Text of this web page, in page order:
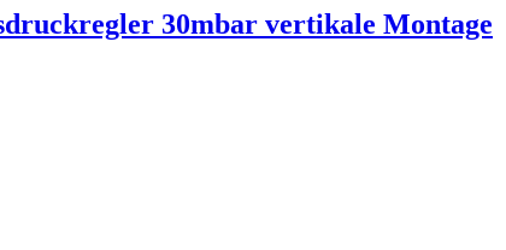
30mbar vertikale Montage